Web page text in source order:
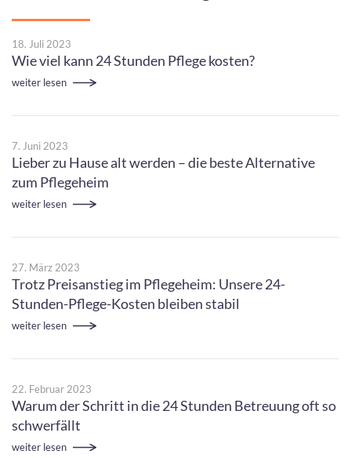
18. Juli 2023
Wie viel kann 24 Stunden Pflege kosten?
weiter lesen
7. Juni 2023
Lieber zu Hause alt werden – die beste Alternative
zum Pflegeheim
weiter lesen
27. März 2023
Trotz Preisanstieg im Pflegeheim: Unsere 24-
Stunden-Pflege-Kosten bleiben stabil
weiter lesen
22. Februar 2023
Warum der Schritt in die 24 Stunden Betreuung oft so
schwerfällt
weiter lesen